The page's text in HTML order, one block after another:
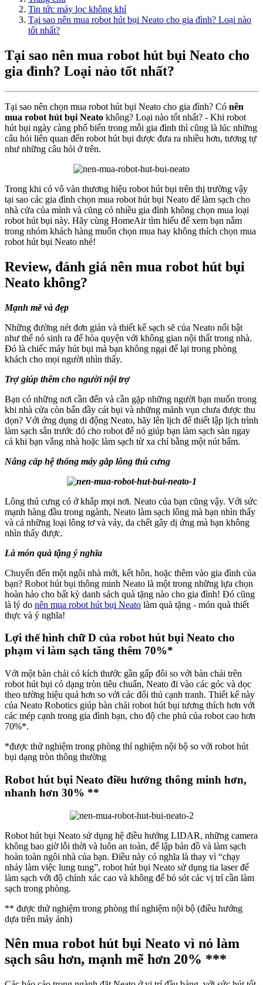
Tin tức máy lọc không khí
Tại sao nên mua robot hút bụi Neato cho gia đình? Loại nào
tốt nhất?
Tại sao nên mua robot hút bụi Neato cho
gia đình? Loại nào tốt nhất?
Tại sao nên chọn mua robot hút bụi Neato cho gia đình? Có nên
mua robot hút bụi Neato không? Loại nào tốt nhất? - Khi robot
hút bụi ngày càng phổ biến trong mỗi gia đình thì cũng là lúc những
câu hỏi liên quan đến robot hút bụi được đưa ra nhiều hơn, tương tự
như những câu hỏi ở trên.
Trong khi có vô vàn thương hiệu robot hút bụi trên thị trường vậy
tại sao các gia đình chọn mua robot hút bụi Neato để làm sạch cho
nhà cửa của mình và cũng có nhiều gia đình không chọn mua loại
robot hút bụi này. Hãy cùng HomeAir tìm hiểu để xem bạn nằm
trong nhóm khách hàng muốn chọn mua hay không thích chọn mua
robot hút bụi Neato nhé!
Review, đánh giá nên mua robot hút bụi
Neato không?
Mạnh mẽ và đẹp
Những đường nét đơn giản và thiết kế sạch sẽ của Neato nổi bật
như thể nó sinh ra để hòa quyện với không gian nội thất trong nhà.
Đó là chiếc máy hút bụi mà bạn không ngại để lại trong phòng
khách cho mọi người nhìn thấy.
Trợ giúp thêm cho người nội trợ
Bạn có những nơi cần đến và cần gặp những người bạn muốn trong
khi nhà cửa còn bẩn đầy cát bụi và những mảnh vụn chưa được thu
dọn? Với ứng dụng di động Neato, hãy lên lịch để thiết lập lịch trình
làm sạch sẵn trước đó cho robot để nó giúp bạn làm sạch sàn ngay
cả khi bạn vắng nhà hoặc làm sạch từ xa chỉ bằng một nút bấm.
Nâng cấp hệ thống máy gắp lông thú cưng
Lông thú cưng có ở khắp mọi nơi. Neato của bạn cũng vậy. Với sức
mạnh hàng đầu trong ngành, Neato làm sạch lông mà bạn nhìn thấy
và cả những loại lông tơ và vảy, da chết gây dị ứng mà bạn không
nhìn thấy được.
Là món quà tặng ý nghĩa
Chuyển đến một ngôi nhà mới, kết hôn, hoặc thêm vào gia đình của
bạn? Robot hút bụi thông minh Neato là một trong những lựa chọn
hoàn hảo cho bất kỳ danh sách quà tặng nào cho gia đình! Đó cũng
là lý do nên mua robot hút bụi Neato làm quà tặng - món quà thiết
thực và ý nghĩa!
Lợi thế hình chữ D của robot hút bụi Neato cho
phạm vi làm sạch tăng thêm 70%*
Với một bàn chải có kích thước gần gấp đôi so với bàn chải trên
robot hút bụi có dạng tròn tiêu chuẩn, Neato đi vào các góc và dọc
theo tường hiệu quả hơn so với các đối thủ cạnh tranh. Thiết kế này
của Neato Robotics giúp bàn chải robot hút bụi tương thích hơn với
các mép cạnh trong gia đình bạn, cho độ che phủ của robot cao hơn
70%*.
*được thử nghiệm trong phòng thí nghiệm nội bộ so với robot hút
bụi dạng tròn thông thường
Robot hút bụi Neato điều hướng thông minh hơn,
nhanh hơn 30% **
Robot hút bụi Neato sử dụng hệ điều hướng LIDAR, những camera
không bao giờ lỗi thời và luôn an toàn, để lập bản đồ và làm sạch
hoàn toàn ngôi nhà của bạn. Điều này có nghĩa là thay vì “chạy
nhảy làm việc lung tung”, robot hút bụi Neato sử dụng tia laser để
làm sạch với độ chính xác cao và không để bỏ sót các vị trí cần làm
sạch trong phòng.
** được thử nghiệm trong phòng thí nghiệm nội bộ (điều hướng
dựa trên máy ảnh)
Nên mua robot hút bụi Neato vì nó làm
sạch sâu hơn, mạnh mẽ hơn 20% ***